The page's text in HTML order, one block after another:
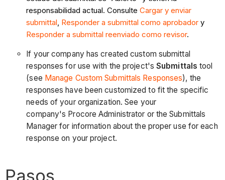
responsabilidad actual. ConsulteCargar y enviar
submittal Responder a submittal como aprobador y
Responder a submittal reenviado como revisor.
If your company has created custom submittal
responses for use with the project'sSubmittals tool
(see Manage Custom Submittals Responses), the
responses have been customized to fit the specific
needs of your organization. See your
company's Procore Administrator or the Submittals
Manager for information about the proper use for each
response on your project.
Pasos